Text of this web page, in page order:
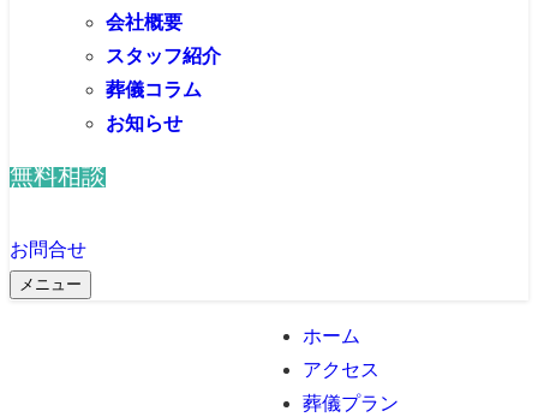
会社概要
スタッフ紹介
葬儀コラム
お知らせ
無料相談
お問合せ
メニュー
ホーム
アクセス
葬儀プラン